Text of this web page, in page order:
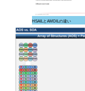
HSAILとAMDILの違い